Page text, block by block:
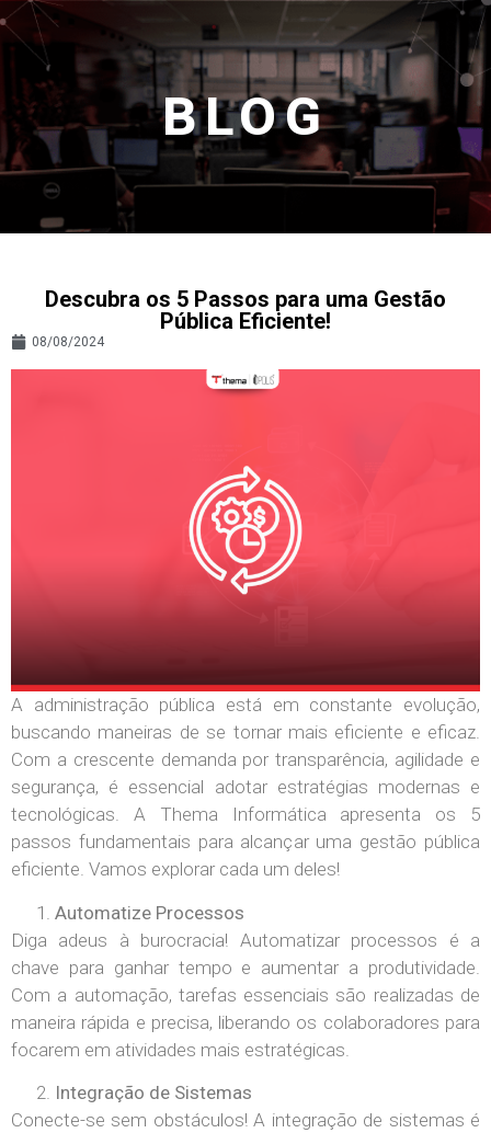
BLOG
Descubra os 5 Passos para uma Gestão
Pública Eficiente!
08/08/2024
A administração pública está em constante evolução,
buscando maneiras de se tornar mais eficiente e eficaz.
Com a crescente demanda por transparência, agilidade e
segurança, é essencial adotar estratégias modernas e
tecnológicas. A Thema Informática apresenta os 5
passos fundamentais para alcançar uma gestão pública
eficiente. Vamos explorar cada um deles!
Automatize Processos
Diga adeus à burocracia! Automatizar processos é a
chave para ganhar tempo e aumentar a produtividade.
Com a automação, tarefas essenciais são realizadas de
maneira rápida e precisa, liberando os colaboradores para
focarem em atividades mais estratégicas.
Integração de Sistemas
Conecte-se sem obstáculos! A integração de sistemas é